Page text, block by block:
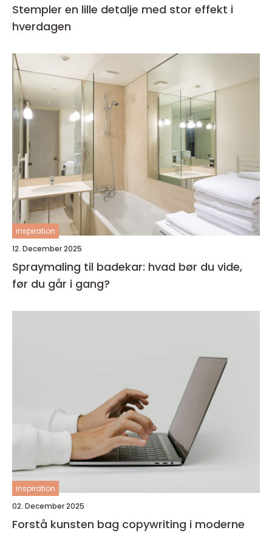
Stempler en lille detalje med stor effekt i
hverdagen
inspiration
12. December 2025
Spraymaling til badekar: hvad bør du vide,
før du går i gang?
inspiration
02. December 2025
Forstå kunsten bag copywriting i moderne